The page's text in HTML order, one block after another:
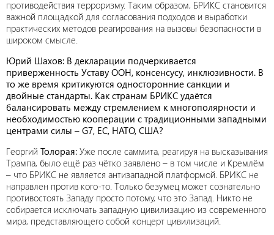
противодействия терроризму. Таким образом, БРИКС становится
важной площадкой для согласования подходов и выработки
практических методов реагирования на вызовы безопасности в
широком смысле.
Юрий Шахов: В декларации подчеркивается
приверженность Уставу ООН, консенсусу, инклюзивности. В
то же время критикуются односторонние санкции и
двойные стандарты. Как странам БРИКС удаётся
балансировать между стремлением к многополярности и
необходимостью кооперации с традиционными западными
центрами силы – G7, ЕС, НАТО, США?
Георгий Толорая: Уже после саммита, реагируя на высказывания
Трампа, было ещё раз чётко заявлено – в том числе и Кремлём
– что БРИКС не является антизападной платформой. БРИКС не
направлен против кого-то. Только безумец может сознательно
противостоять Западу просто потому, что это Запад. Никто не
собирается исключать западную цивилизацию из современного
мира, представляющего собой концерт цивилизаций.